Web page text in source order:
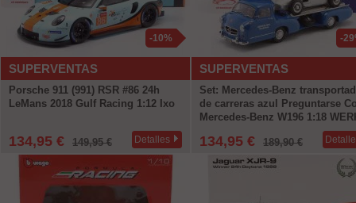
SUPERVENTAS
-10%
Porsche 911 (991) RSR #86 24h
LeMans 2018 Gulf Racing 1:12 Ixo
134,95 € 149,95 € Detalles
SUPERVENTAS
-
Set: Mercedes-Benz
de carreras azul Preguntarse
Mercedes-Benz W196 1:18
134,95 € 189,90 €